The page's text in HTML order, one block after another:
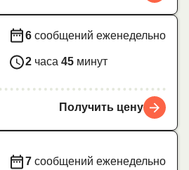
6 сообщений еженедельно
2 часа 45 минут
Получить цену
7 сообщений еженедельно